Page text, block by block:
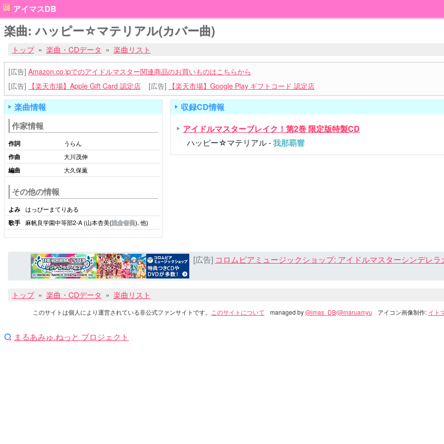
アイマスDB
楽曲: ハッピー☆マテリアル(カバー曲)
トップ 楽曲・CDデータ 楽曲リスト
[広告] Amazon.co.jpでのアイドルマスター関連商品のお買いものはこちらから
[広告]
【楽天市場】Apple Gift Card 認定店 [広告] 【楽天市場】Google Play ギフトコード 認定店
楽曲情報
作家情報
作詞 うらん
作曲 大川茂伸
編曲 大久保薫
その他の情報
よみ はっぴーまてりある
歌手 麻帆良学園中等部2-A (山本杏美(浅倉杏美), 他)
収録CD情報
アイドルマスターブレイク！第2巻 限定版特製CD
ハッピー☆マテリアル -我那覇響
[広告] コロムビアミュージックショップ: アイドルマスターシンデレ
トップ 楽曲・CDデータ 楽曲リスト
このサイトは個人により運営されている非公式ファンサイトです。 このサイトについて managed by@imas_DB/@maruamyu アイコン画像制作: イト
まるあみゅ.ねっと プロジェクト